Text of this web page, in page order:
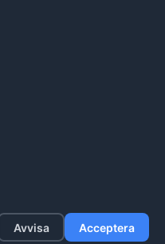
Avvisa Acceptera